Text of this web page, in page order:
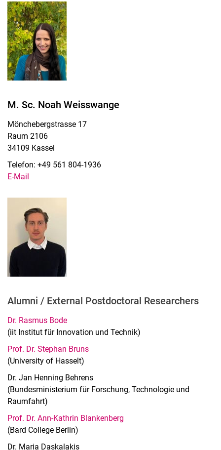
M. Sc. Noah Weisswange
Mönchebergstrasse 17
Raum 2106
34109 Kassel
Telefon: +49 561 804-1936
E-Mail
Alumni / External Postdoctoral Researchers
Dr. Rasmus Bode
(iit Institut für Innovation und Technik)
Prof. Dr. Stephan Bruns
(University of Hasselt)
Dr. Jan Henning Behrens
(Bundesministerium für Forschung, Technologie und
Raumfahrt)
Prof. Dr. Ann-Kathrin Blankenberg
(Bard College Berlin)
Dr. Maria Daskalakis